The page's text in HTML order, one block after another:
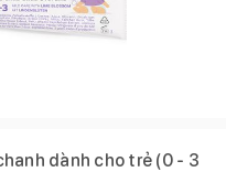
dành cho trẻ (0 - 3